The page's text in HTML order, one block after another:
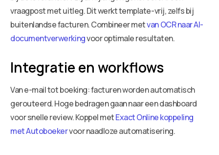
vraagpost met uitleg. Dit werkt template-vrij, zelfs bij
buitenlandse facturen. Combineer metvan OCR naar AI-
documentverwerkingvoor optimale resultaten.
Integratie en workflows
Van e-mail tot boeking: facturen worden automatisch
gerouteerd. Hoge bedragen gaan naar een dashboard
voor snelle review. Koppel metExact Online koppeling
met Autoboekervoor naadloze automatisering.